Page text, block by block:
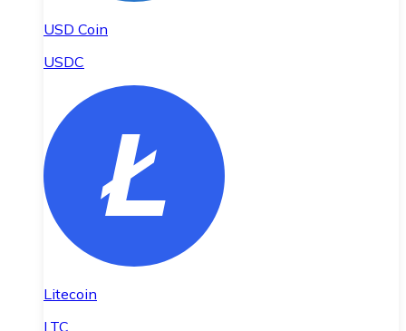
USD Coin
USDC
Litecoin
LTC